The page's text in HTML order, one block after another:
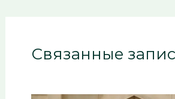
Связанные